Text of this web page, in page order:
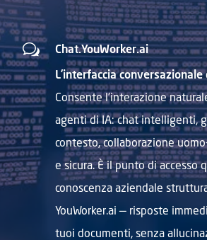
w
Chat.YouWorker.ai
L’interfaccia
Consente l’interazione
agenti di IA: chat intelligenti,
contesto, collaborazione
e sicura. È il punto di accesso
conoscenza aziendale
YouWorker.ai — risposte
tuoi documenti, senza